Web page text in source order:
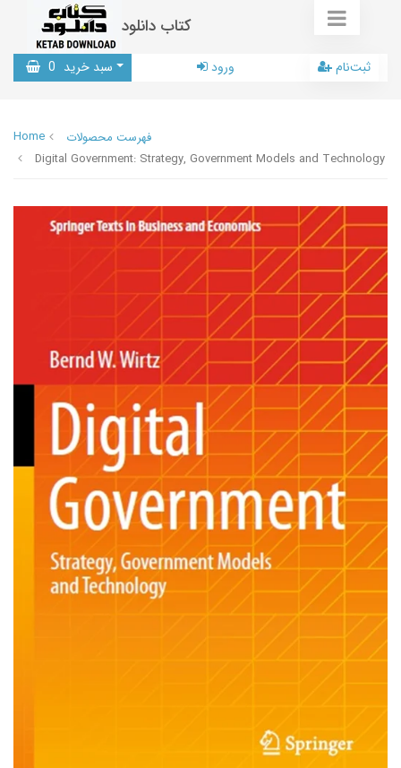
کتاب دانلود
سبد خرید 0 ورود ثبت‌نام
Home
فهرست محصولات
Digital Government: Strategy, Government Models and Technology